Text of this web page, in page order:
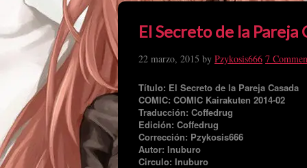
El Secreto de la Pareja
22 marzo, 2015 by Pzykosis666 7
Título: El Secreto de la Pareja Casada
COMIC: COMIC Kairakuten 2014-02
Traducción: Coffedrug
Edición: Coffedrug
Corrección: Pzykosis666
Autor: Inuburo
Circulo: Inuburo